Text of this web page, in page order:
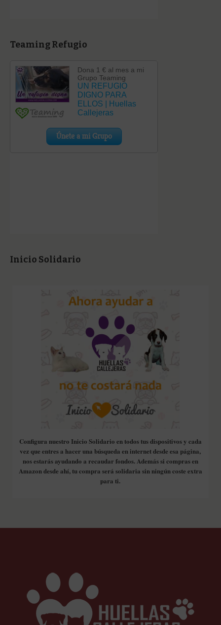
Teaming Refugio
Inicio Solidario
Configura nuestro Inicio Solidario en todos tus dispositivos y cada
vez que entres a hacer una búsqueda en internet desde esa página,
nos estarás ayudando a recaudar fondos. Además si compras en
Amazon desde ahí, tu compra será solidaria sin ningún coste extra
para ti.